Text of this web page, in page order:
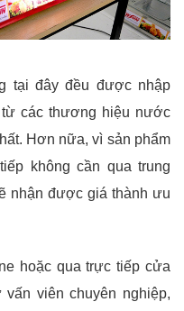
tại đây đều được nhập
từ các thương hiệu nước
Hơn nữa, vì sản phẩm
không cần qua trung
nhận được giá thành ưu
hoặc qua trực tiếp cửa
viên chuyên nghiệp,